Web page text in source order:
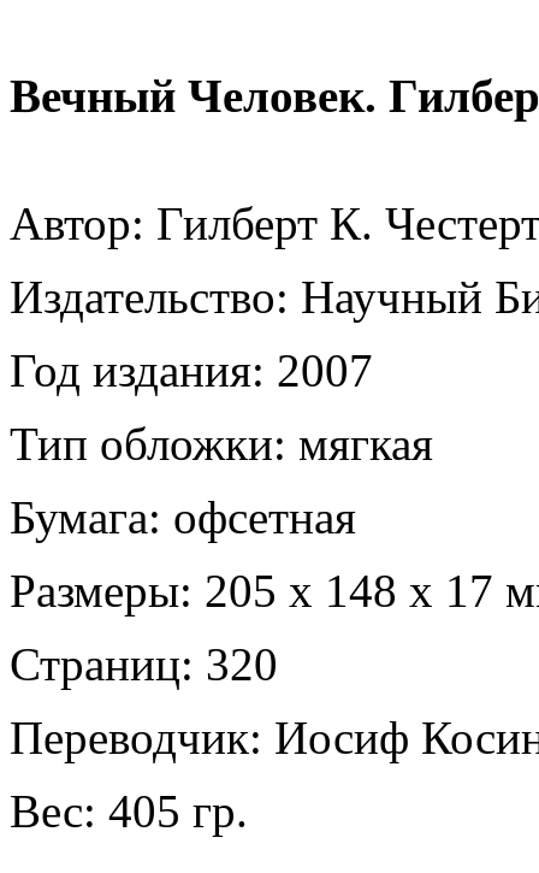
Вечный Человек.
Автор: Гилберт К.
Издательство: Научный
Год издания: 2007
Тип обложки: мягкая
Бумага: офсетная
Размеры: 205 х 148 х 17
Страниц: 320
Переводчик: Иосиф
Вес: 405 гр.